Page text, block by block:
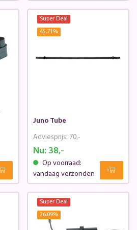
Super Deal
45.71 %
Juno Tube
Nu: 38,-
Adviesprijs: 70,-
Op voorraad:
vandaag verzonden
Super Deal
26.09%